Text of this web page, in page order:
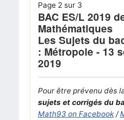
Page 2 sur 3
BAC ES/L 2019
Mathématiques
Les Sujets du
: Métropole - 13
2019
Pour être prévenu dès
sujets et corrigés du
Math93 on Facebook/